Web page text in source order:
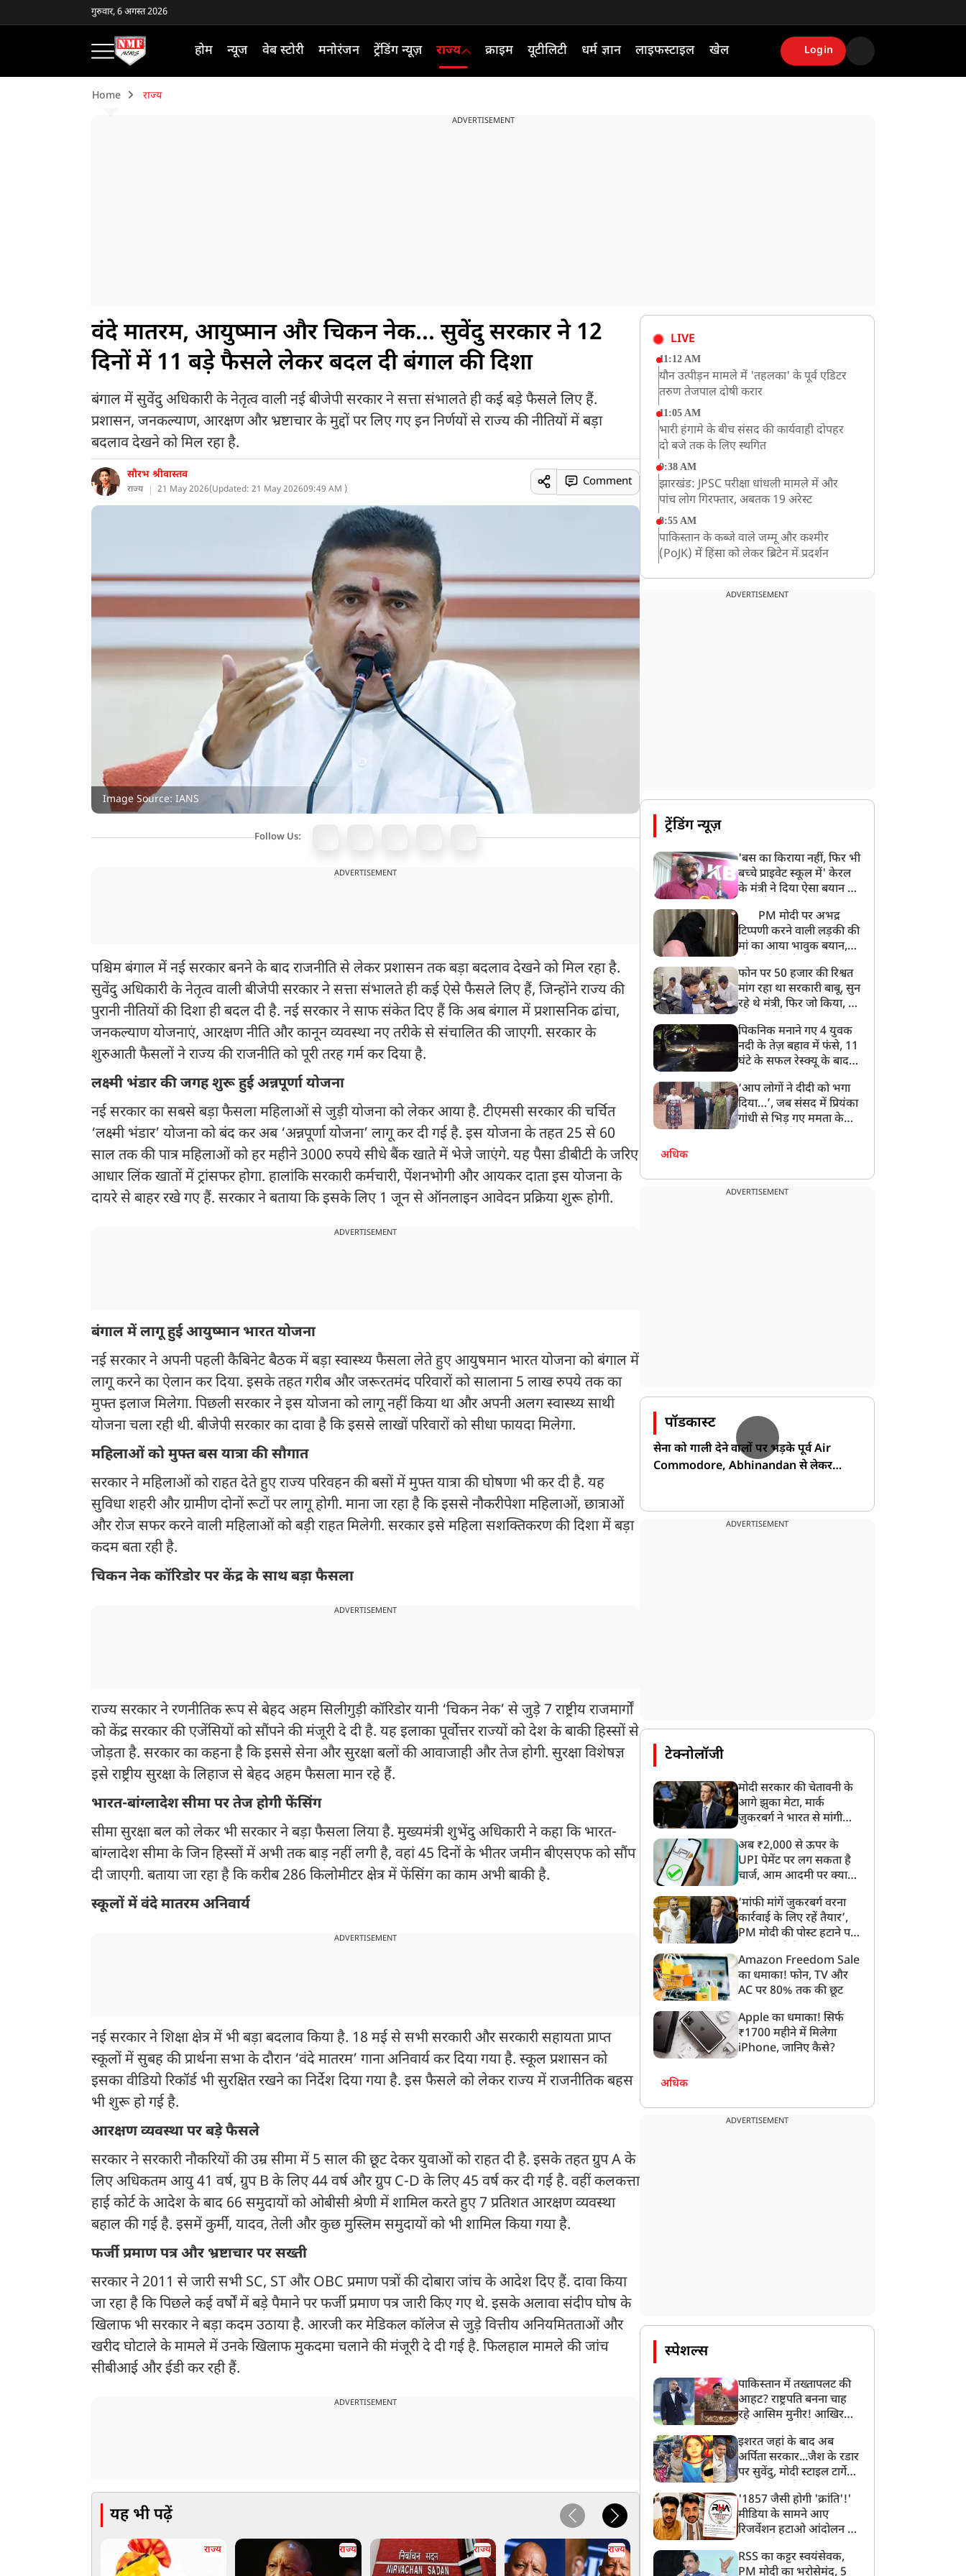
गुरुवार, 6 अगस्त 2026
होम न्यूज वेब स्टोरी मनोरंजन ट्रेंडिंग न्यूज़ राज्य क्राइम यूटीलिटी धर्म ज्ञान लाइफस्टाइल खेल Login
Home राज्य
ADVERTISEMENT
वंदे मातरम, आयुष्मान और चिकन नेक... सुवेंदु सरकार ने 12
दिनों में 11 बड़े फैसले लेकर बदल दी बंगाल की दिशा
बंगाल में सुवेंदु अधिकारी के नेतृत्व वाली नई बीजेपी सरकार ने सत्ता संभालते ही कई बड़े फैसले लिए हैं.
प्रशासन, जनकल्याण, आरक्षण और भ्रष्टाचार के मुद्दों पर लिए गए इन निर्णयों से राज्य की नीतियों में बड़ा
बदलाव देखने को मिल रहा है.
सौरभ श्रीवास्तव
राज्य 21 May 2026(Updated: 21 May 202609:49 AM )
Comment
Image Source: IANS
Follow Us:
ADVERTISEMENT
पश्चिम बंगाल में नई सरकार बनने के बाद राजनीति से लेकर प्रशासन तक बड़ा बदलाव देखने को मिल रहा है.
सुवेंदु अधिकारी के नेतृत्व वाली बीजेपी सरकार ने सत्ता संभालते ही कई ऐसे फैसले लिए हैं, जिन्होंने राज्य की
पुरानी नीतियों की दिशा ही बदल दी है. नई सरकार ने साफ संकेत दिए हैं कि अब बंगाल में प्रशासनिक ढांचा,
जनकल्याण योजनाएं, आरक्षण नीति और कानून व्यवस्था नए तरीके से संचालित की जाएगी. सरकार के
शुरुआती फैसलों ने राज्य की राजनीति को पूरी तरह गर्म कर दिया है.
लक्ष्मी भंडार की जगह शुरू हुई अन्नपूर्णा योजना
नई सरकार का सबसे बड़ा फैसला महिलाओं से जुड़ी योजना को लेकर आया है. टीएमसी सरकार की चर्चित
‘लक्ष्मी भंडार’ योजना को बंद कर अब ‘अन्नपूर्णा योजना’ लागू कर दी गई है. इस योजना के तहत 25 से 60
साल तक की पात्र महिलाओं को हर महीने 3000 रुपये सीधे बैंक खाते में भेजे जाएंगे. यह पैसा डीबीटी के जरिए
आधार लिंक खातों में ट्रांसफर होगा. हालांकि सरकारी कर्मचारी, पेंशनभोगी और आयकर दाता इस योजना के
दायरे से बाहर रखे गए हैं. सरकार ने बताया कि इसके लिए 1 जून से ऑनलाइन आवेदन प्रक्रिया शुरू होगी.
ADVERTISEMENT
बंगाल में लागू हुई आयुष्मान भारत योजना
नई सरकार ने अपनी पहली कैबिनेट बैठक में बड़ा स्वास्थ्य फैसला लेते हुए आयुषमान भारत योजना को बंगाल में
लागू करने का ऐलान कर दिया. इसके तहत गरीब और जरूरतमंद परिवारों को सालाना 5 लाख रुपये तक का
मुफ्त इलाज मिलेगा. पिछली सरकार ने इस योजना को लागू नहीं किया था और अपनी अलग स्वास्थ्य साथी
योजना चला रही थी. बीजेपी सरकार का दावा है कि इससे लाखों परिवारों को सीधा फायदा मिलेगा.
महिलाओं को मुफ्त बस यात्रा की सौगात
सरकार ने महिलाओं को राहत देते हुए राज्य परिवहन की बसों में मुफ्त यात्रा की घोषणा भी कर दी है. यह
सुविधा शहरी और ग्रामीण दोनों रूटों पर लागू होगी. माना जा रहा है कि इससे नौकरीपेशा महिलाओं, छात्राओं
और रोज सफर करने वाली महिलाओं को बड़ी राहत मिलेगी. सरकार इसे महिला सशक्तिकरण की दिशा में बड़ा
कदम बता रही है.
चिकन नेक कॉरिडोर पर केंद्र के साथ बड़ा फैसला
ADVERTISEMENT
राज्य सरकार ने रणनीतिक रूप से बेहद अहम सिलीगुड़ी कॉरिडोर यानी ‘चिकन नेक’ से जुड़े 7 राष्ट्रीय राजमार्गों
को केंद्र सरकार की एजेंसियों को सौंपने की मंजूरी दे दी है. यह इलाका पूर्वोत्तर राज्यों को देश के बाकी हिस्सों से
जोड़ता है. सरकार का कहना है कि इससे सेना और सुरक्षा बलों की आवाजाही और तेज होगी. सुरक्षा विशेषज्ञ
इसे राष्ट्रीय सुरक्षा के लिहाज से बेहद अहम फैसला मान रहे हैं.
भारत-बांग्लादेश सीमा पर तेज होगी फेंसिंग
सीमा सुरक्षा बल को लेकर भी सरकार ने बड़ा फैसला लिया है. मुख्यमंत्री शुभेंदु अधिकारी ने कहा कि भारत-
बांग्लादेश सीमा के जिन हिस्सों में अभी तक बाड़ नहीं लगी है, वहां 45 दिनों के भीतर जमीन बीएसएफ को सौंप
दी जाएगी. बताया जा रहा है कि करीब 286 किलोमीटर क्षेत्र में फेंसिंग का काम अभी बाकी है.
स्कूलों में वंदे मातरम अनिवार्य
ADVERTISEMENT
नई सरकार ने शिक्षा क्षेत्र में भी बड़ा बदलाव किया है. 18 मई से सभी सरकारी और सरकारी सहायता प्राप्त
स्कूलों में सुबह की प्रार्थना सभा के दौरान ‘वंदे मातरम’ गाना अनिवार्य कर दिया गया है. स्कूल प्रशासन को
इसका वीडियो रिकॉर्ड भी सुरक्षित रखने का निर्देश दिया गया है. इस फैसले को लेकर राज्य में राजनीतिक बहस
भी शुरू हो गई है.
आरक्षण व्यवस्था पर बड़े फैसले
सरकार ने सरकारी नौकरियों की उम्र सीमा में 5 साल की छूट देकर युवाओं को राहत दी है. इसके तहत ग्रुप A के
लिए अधिकतम आयु 41 वर्ष, ग्रुप B के लिए 44 वर्ष और ग्रुप C-D के लिए 45 वर्ष कर दी गई है. वहीं कलकत्ता
हाई कोर्ट के आदेश के बाद 66 समुदायों को ओबीसी श्रेणी में शामिल करते हुए 7 प्रतिशत आरक्षण व्यवस्था
बहाल की गई है. इसमें कुर्मी, यादव, तेली और कुछ मुस्लिम समुदायों को भी शामिल किया गया है.
फर्जी प्रमाण पत्र और भ्रष्टाचार पर सख्ती
सरकार ने 2011 से जारी सभी SC, ST और OBC प्रमाण पत्रों की दोबारा जांच के आदेश दिए हैं. दावा किया
जा रहा है कि पिछले कई वर्षों में बड़े पैमाने पर फर्जी प्रमाण पत्र जारी किए गए थे. इसके अलावा संदीप घोष के
खिलाफ भी सरकार ने बड़ा कदम उठाया है. आरजी कर मेडिकल कॉलेज से जुड़े वित्तीय अनियमितताओं और
खरीद घोटाले के मामले में उनके खिलाफ मुकदमा चलाने की मंजूरी दे दी गई है. फिलहाल मामले की जांच
सीबीआई और ईडी कर रही हैं.
ADVERTISEMENT
यह भी पढ़ें
राज्य राज्य राज्य राज्य राज्य
LIVE
11:12 AM
यौन उत्पीड़न मामले में 'तहलका' के पूर्व एडिटर
तरुण तेजपाल दोषी करार
11:05 AM
भारी हंगामे के बीच संसद की कार्यवाही दोपहर
दो बजे तक के लिए स्थगित
9:38 AM
झारखंड: JPSC परीक्षा धांधली मामले में और
पांच लोग गिरफ्तार, अबतक 19 अरेस्ट
8:55 AM
पाकिस्तान के कब्जे वाले जम्मू और कश्मीर
(PoJK) में हिंसा को लेकर ब्रिटेन में प्रदर्शन
बसपा के इकलौते विधायक उमाशंकर सिंह का देर
ADVERTISEMENT
ट्रेंडिंग न्यूज़
'बस का किराया नहीं, फिर भी
बच्चे प्राइवेट स्कूल में' केरल
के मंत्री ने दिया ऐसा बयान की
PM मोदी पर अभद्र
टिप्पणी करने वाली लड़की की
मां का आया भावुक बयान,
बेटी को गोद लें प्रधानमंत्री
फोन पर 50 हजार की रिश्वत
मांग रहा था सरकारी बाबू, सुन
रहे थे मंत्री, फिर जो किया, वो
पिकनिक मनाने गए 4 युवक
नदी के तेज़ बहाव में फंसे, 11
घंटे के सफल रेस्क्यू के बाद
‘आप लोगों ने दीदी को भगा
दिया…’, जब संसद में प्रियंका
गांधी से भिड़ गए ममता के
अधिक
ADVERTISEMENT
पॉडकास्ट
सेना को गाली देने वालों पर भड़के पूर्व Air
Commodore, Abhinandan से लेकर
ADVERTISEMENT
टेक्नोलॉजी
मोदी सरकार की चेतावनी के
आगे झुका मेटा, मार्क
ज़ुकरबर्ग ने भारत से मांगी
अब ₹2,000 से ऊपर के
UPI पेमेंट पर लग सकता है
चार्ज, आम आदमी पर क्या
‘मांफी मांगें जुकरबर्ग वरना
कार्रवाई के लिए रहें तैयार’,
PM मोदी की पोस्ट हटाने पर
लगाई फटकार
Amazon Freedom Sale
का धमाका! फोन, TV और
AC पर 80% तक की छूट
Apple का धमाका! सिर्फ
₹1700 महीने में मिलेगा
iPhone, जानिए कैसे?
अधिक
ADVERTISEMENT
स्पेशल्स
पाकिस्तान में तख्तापलट की
आहट? राष्ट्रपति बनना चाह
रहे आसिम मुनीर! आखिर
बनाया मोहरा?
इशरत जहां के बाद अब
अर्पिता सरकार...जैश के रडार
पर सुवेंदु, मोदी स्टाइल टार्गेट
बड़ा एक्शन!
'1857 जैसी होगी 'क्रांति'!'
मीडिया के सामने आए
रिजर्वेशन हटाओ आंदोलन के
दिया RHA का मास्टरप्लान
RSS का कट्टर स्वयंसेवक,
PM मोदी का भरोसेमंद, 5